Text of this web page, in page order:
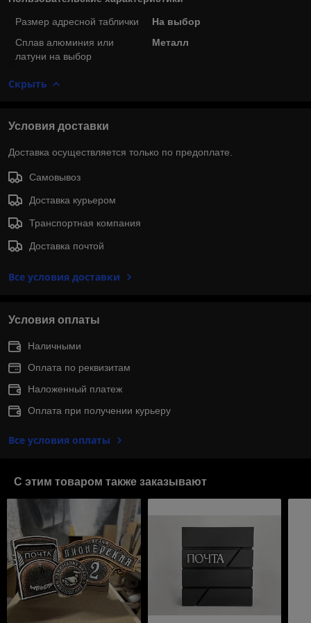
Размер адресной таблички
На выбор
Сплав алюминия или
латуни на выбор
Металл
Скрыть
Условия доставки
Доставка осуществляется только по предоплате.
Самовывоз
Доставка курьером
Транспортная компания
Доставка почтой
Все условия доставки
Условия оплаты
Наличными
Оплата по реквизитам
Наложенный платеж
Оплата при получении курьеру
Все условия оплаты
С этим товаром также заказывают